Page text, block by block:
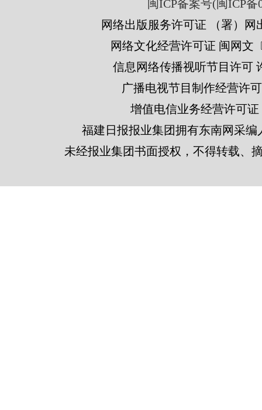
闽ICP备案号(闽ICP备
网络出版服务许可证 （署）网
网络文化经营许可证 闽网文
信息网络传播视听节目许可
广播电视节目制作经营许
增值电信业务经营许可证
福建日报报业集团拥有东南网采
未经报业集团书面授权，不得转载、